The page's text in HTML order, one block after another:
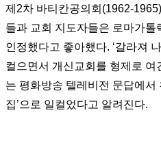
제2차 바티칸공의회(1962-
들과 교회 지도자들은 로마가톨
인정했다고 좋아했다. ‘갈라져
컬으면서 개신교회를 형제로
는 평화방송 텔레비전 문답에서
집’으로 일컬었다고 알려진다.